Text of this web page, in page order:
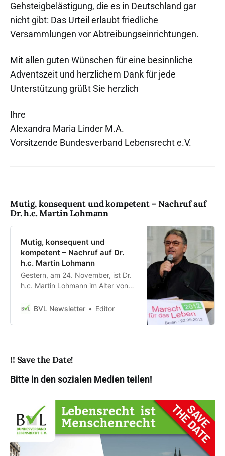
Gehsteigbelästigung, die es in Deutschland gar
nicht gibt: Das Urteil erlaubt friedliche
Versammlungen vor Abtreibungseinrichtungen.
Mit allen guten Wünschen für eine besinnliche
Adventszeit und herzlichem Dank für jede
Unterstützung grüßt Sie herzlich
Ihre
Alexandra Maria Linder M.A.
Vorsitzende Bundesverband Lebensrecht e.V.
Mutig, konsequent und kompetent – Nachruf auf
Dr. h.c. Martin Lohmann
Mutig, konsequent und
kompetent – Nachruf auf Dr.
h.c. Martin Lohmann
Gestern, am 24. November, ist Dr.
h.c. Martin Lohmann im Alter von
sich sein Leben lang unermüdlich
hat, wurde im Oktober 2009 zum
gewählt und hatte das Amt bis zum
BVL Newsletter Editor
‼️ Save the Date!
Bitte in den sozialen Medien teilen!